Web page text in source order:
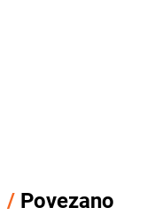
/ Povezano